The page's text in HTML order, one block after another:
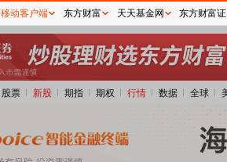
股票 新股 期指 期权 行情 数据 全球
移动客户端 东方财富 天天基金网 东方财富